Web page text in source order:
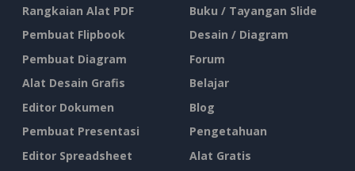
Rangkaian Alat PDF
Pembuat Flipbook
Pembuat Diagram
Alat Desain Grafis
Editor Dokumen
Pembuat Presentasi
Editor Spreadsheet
Buku / Tayangan Slide
Desain / Diagram
Forum
Belajar
Blog
Pengetahuan
Alat Gratis